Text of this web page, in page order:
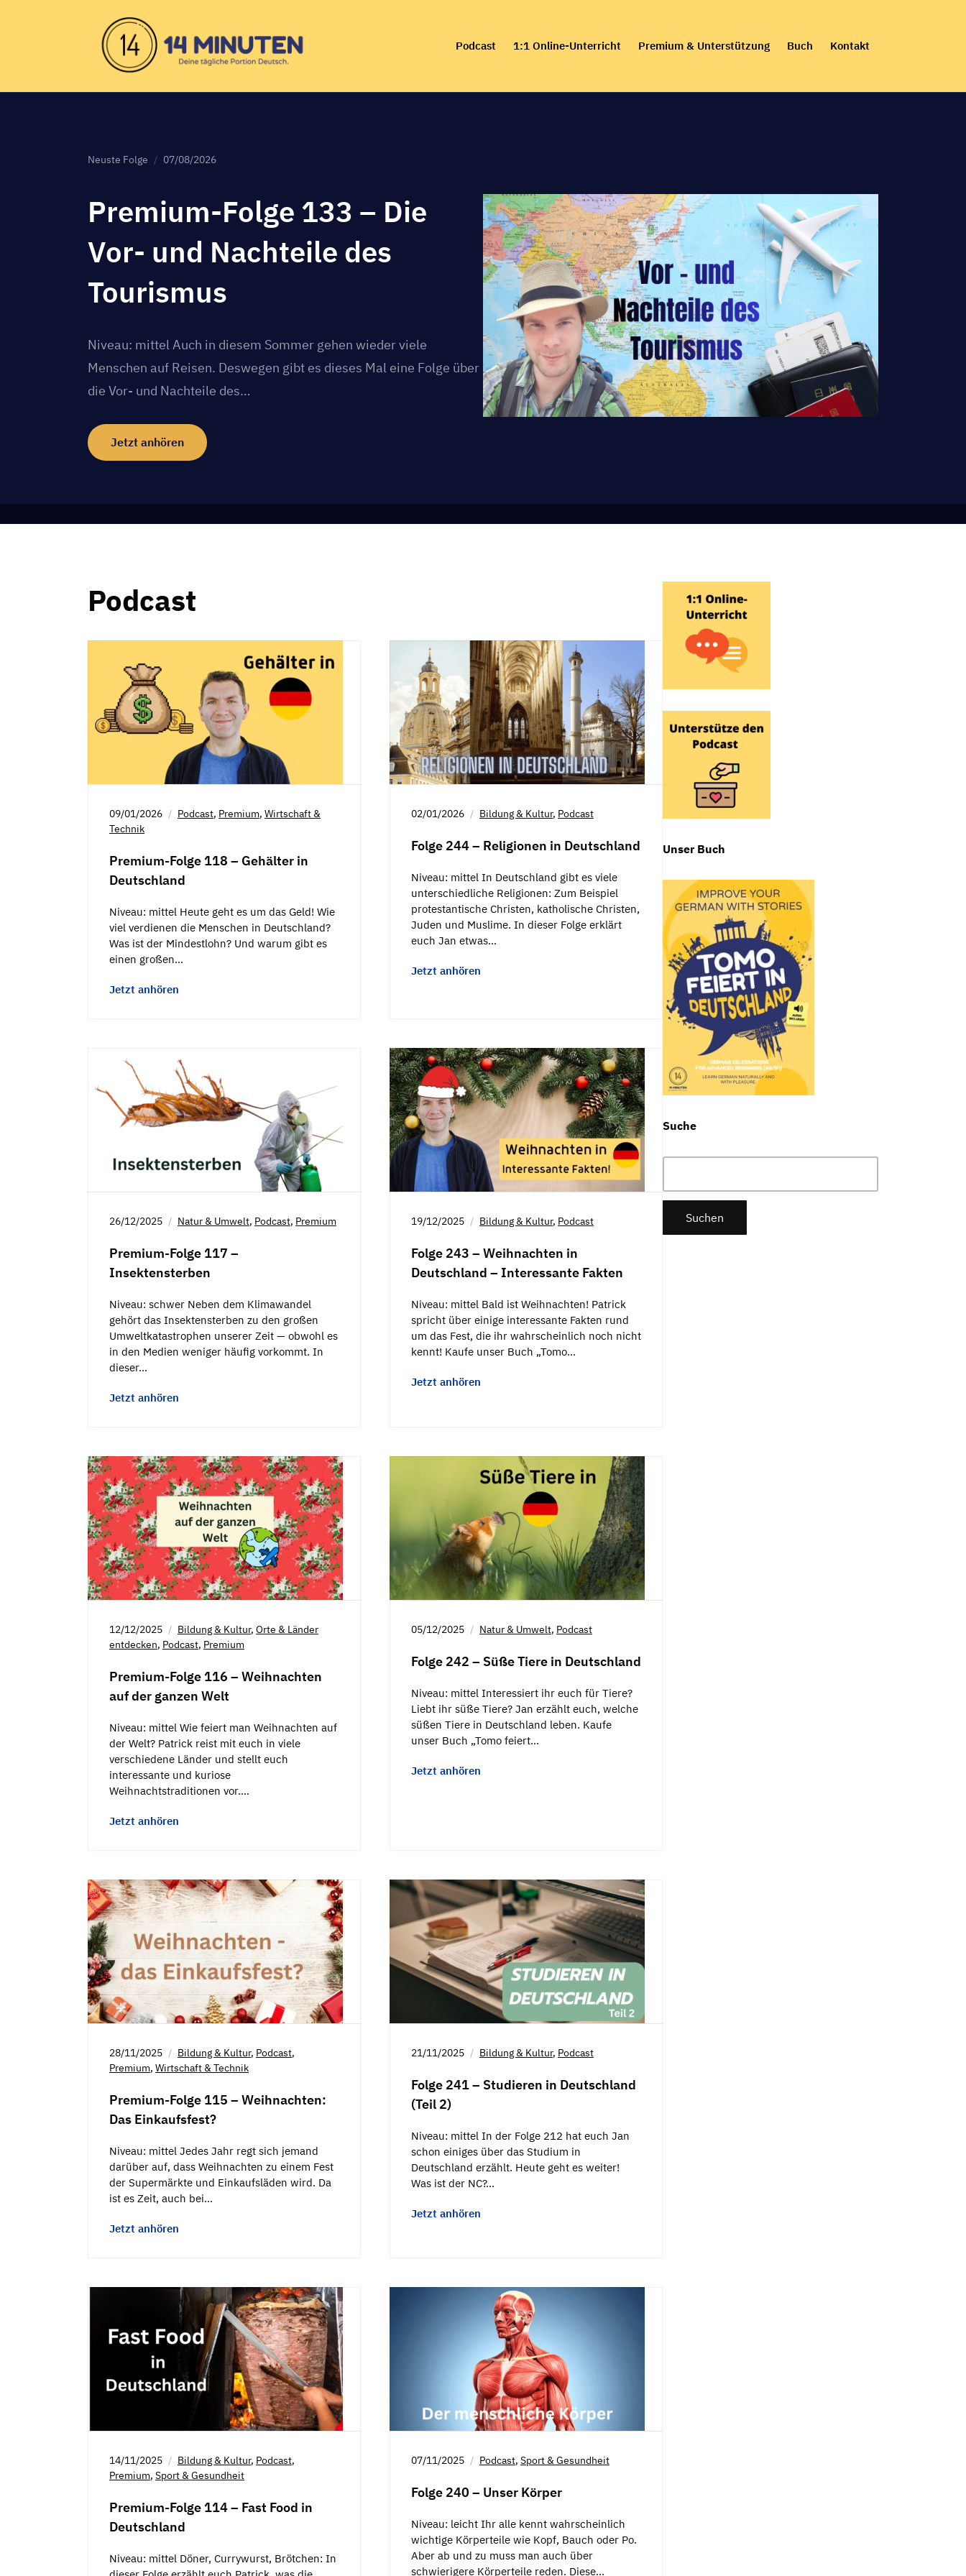
content
Podcast 1:1 Online-Unterricht Premium & Unterstützung Buch Kontakt
Neuste Folge 07/08/2026
Premium-Folge 133 – Die
Vor- und Nachteile des
Tourismus
Niveau: mittel Auch in diesem Sommer gehen wieder viele
Menschen auf Reisen. Deswegen gibt es dieses Mal eine Folge über
die Vor- und Nachteile des…
Jetzt anhören
Podcast
09/01/2026 Podcast, Premium, Wirtschaft &
Technik
Premium-Folge 118 – Gehälter in
Deutschland
Niveau: mittel Heute geht es um das Geld! Wie
viel verdienen die Menschen in Deutschland?
Was ist der Mindestlohn? Und warum gibt es
einen großen…
Jetzt anhören
02/01/2026 Bildung & Kultur, Podcast
Folge 244 – Religionen in Deutschland
Niveau: mittel In Deutschland gibt es viele
unterschiedliche Religionen: Zum Beispiel
protestantische Christen, katholische Christen,
Juden und Muslime. In dieser Folge erklärt
euch Jan etwas…
Jetzt anhören
26/12/2025 Natur & Umwelt, Podcast, Premium
Premium-Folge 117 –
Insektensterben
Niveau: schwer Neben dem Klimawandel
gehört das Insektensterben zu den großen
Umweltkatastrophen unserer Zeit — obwohl es
in den Medien weniger häufig vorkommt. In
dieser…
Jetzt anhören
19/12/2025 Bildung & Kultur, Podcast
Folge 243 – Weihnachten in
Deutschland – Interessante Fakten
Niveau: mittel Bald ist Weihnachten! Patrick
spricht über einige interessante Fakten rund
um das Fest, die ihr wahrscheinlich noch nicht
kennt! Kaufe unser Buch „Tomo…
Jetzt anhören
12/12/2025 Bildung & Kultur, Orte & Länder
entdecken, Podcast, Premium
Premium-Folge 116 – Weihnachten
auf der ganzen Welt
Niveau: mittel Wie feiert man Weihnachten auf
der Welt? Patrick reist mit euch in viele
verschiedene Länder und stellt euch
interessante und kuriose
Weihnachtstraditionen vor.…
Jetzt anhören
05/12/2025 Natur & Umwelt, Podcast
Folge 242 – Süße Tiere in Deutschland
Niveau: mittel Interessiert ihr euch für Tiere?
Liebt ihr süße Tiere? Jan erzählt euch, welche
süßen Tiere in Deutschland leben. Kaufe
unser Buch „Tomo feiert…
Jetzt anhören
28/11/2025 Bildung & Kultur, Podcast,
Premium, Wirtschaft & Technik
Premium-Folge 115 – Weihnachten:
Das Einkaufsfest?
Niveau: mittel Jedes Jahr regt sich jemand
darüber auf, dass Weihnachten zu einem Fest
der Supermärkte und Einkaufsläden wird. Da
ist es Zeit, auch bei…
Jetzt anhören
21/11/2025 Bildung & Kultur, Podcast
Folge 241 – Studieren in Deutschland
(Teil 2)
Niveau: mittel In der Folge 212 hat euch Jan
schon einiges über das Studium in
Deutschland erzählt. Heute geht es weiter!
Was ist der NC?…
Jetzt anhören
14/11/2025 Bildung & Kultur, Podcast,
Premium, Sport & Gesundheit
Premium-Folge 114 – Fast Food in
Deutschland
Niveau: mittel Döner, Currywurst, Brötchen: In
07/11/2025 Podcast, Sport & Gesundheit
Folge 240 – Unser Körper
Niveau: leicht Ihr alle kennt wahrscheinlich
wichtige Körperteile wie Kopf, Bauch oder Po.
Aber ab und zu muss man auch über
schwierigere Körperteile reden. Diese…
Unser Buch
Suche